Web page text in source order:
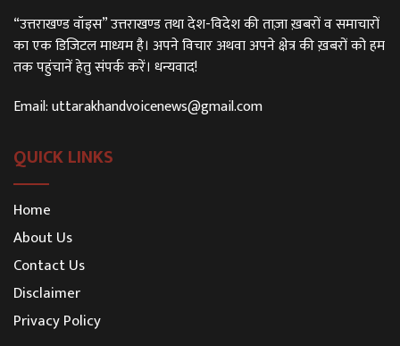
“उत्तराखण्ड वॉइस” उत्तराखण्ड तथा देश-विदेश की ताज़ा ख़बरों व समाचारों
का एक डिजिटल माध्यम है। अपने विचार अथवा अपने क्षेत्र की ख़बरों को हम
तक पहुंचानें हेतु संपर्क करें। धन्यवाद!
Email:uttarakhandvoicenews@gmail.com
QUICK LINKS
Home
About Us
Contact Us
Disclaimer
Privacy Policy